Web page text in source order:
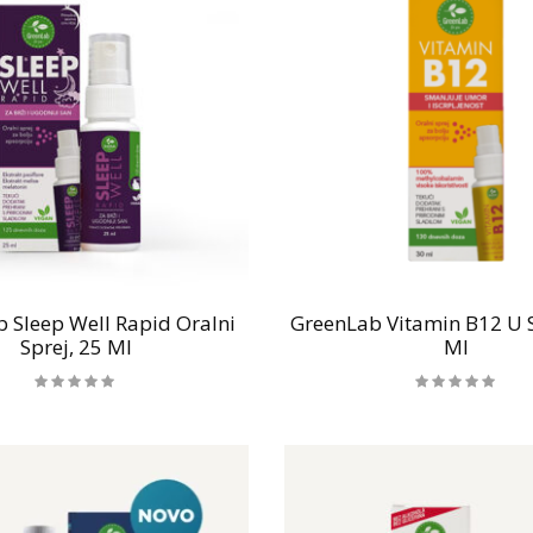
Sleep Well Rapid Oralni
Sprej, 25 Ml
GreenLab Vitamin B12 U
Ml